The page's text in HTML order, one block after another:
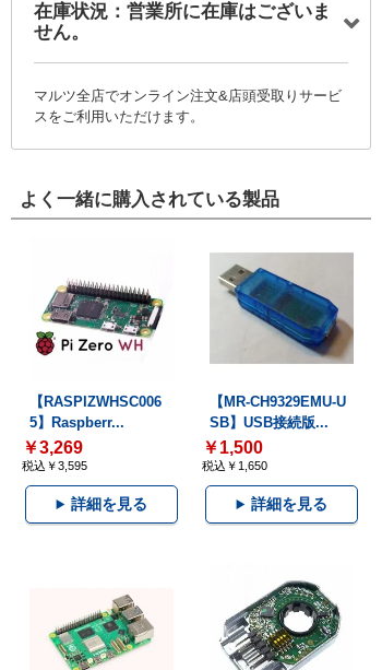
在庫状況：営業所に在庫はございま
せん。
マルツ全店でオンライン注文&店頭受取りサービ
スをご利用いただけます。
よく一緒に購入されている製品
【RASPIZWHSC006
5】Raspberr...
￥3,269
税込￥3,595
詳細を見る
【MR-CH9329EMU-U
SB】USB接続版...
￥1,500
税込￥1,650
詳細を見る